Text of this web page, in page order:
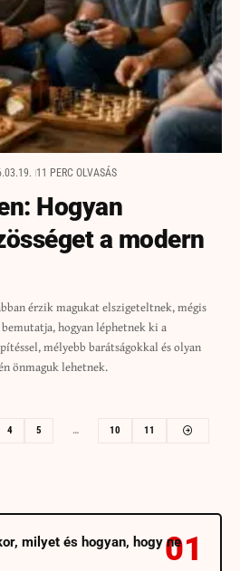
11 PERC OLVASÁS
Hogyan
a modern
érzik magukat elszigeteltnek, mégis
hogyan léphetnek ki a
mélyebb barátságokkal és olyan
önmaguk lehetnek.
4 5 … 10 11
milyet és hogyan, hogy ne